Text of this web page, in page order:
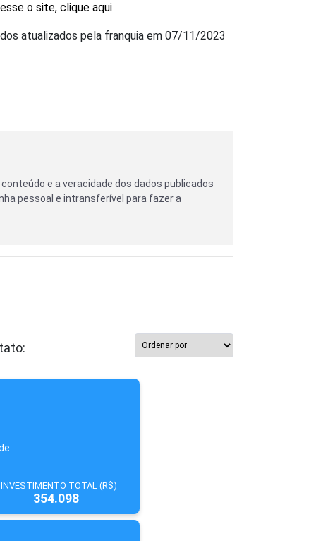
o site, clique aqui
atualizados pela franquia em 07/11/2023
e a veracidade dos dados publicados
pessoal e intransferível para fazer a
INVESTIMENTO TOTAL (R$)
354.098